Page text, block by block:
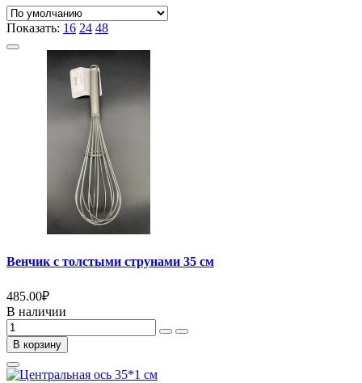
Показать: 16 24 48
Венчик с толстыми струнами 35 см
485.00₽
В наличии
В корзину